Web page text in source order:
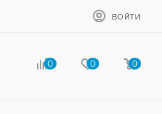
ВОЙТИ
0 0 0